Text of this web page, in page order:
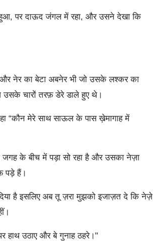
पर दाऊद जंगल में रहा, और उसने देखा कि
नेर का बेटा अबनेर भी जो उसके लश्कर का
उसके चारों तरफ़ डेरे डाले हुए थे।
“कौन मेरे साथ साऊल के पास ख़ेमागाह में
के बीच में पड़ा सो रहा है और उसका नेज़ा
पड़े हैं।
है इसलिए अब तू ज़रा मुझको इजाज़त दे कि नेज़े
हाथ उठाए और बे गुनाह ठहरे।"